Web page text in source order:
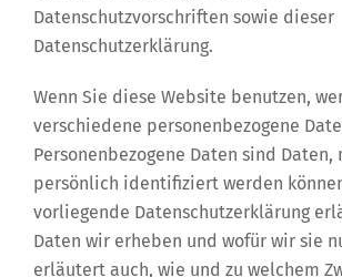
Datenschutzvorschriften sowie dieser
Datenschutzerklärung.
Wenn Sie diese Website benutzen,
verschiedene personenbezogene
Personenbezogene Daten sind Daten,
persönlich identifiziert werden
vorliegende Datenschutzerklärung
Daten wir erheben und wofür wir sie
erläutert auch, wie und zu welchem